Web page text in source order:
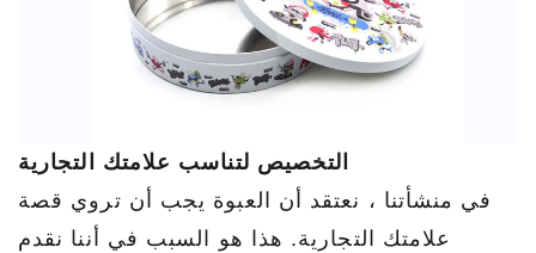
التخصيص لتناسب علامتك التجارية
في منشأتنا ، نعتقد أن العبوة يجب أن تروي قصة
علامتك التجارية. هذا هو السبب في أننا نقدم